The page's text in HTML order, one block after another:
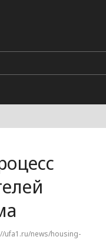
ufa1.ru/news/housing-